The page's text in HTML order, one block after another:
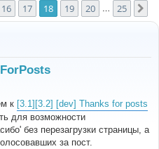
из 25
16 17 18 19 20 25
к [3.1][3.2] [dev] Thanks for posts
для возможности
без перезагрузки страницы, а
за пост.